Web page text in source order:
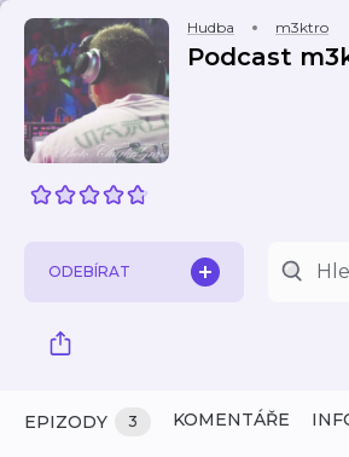
Hudba m3ktro
Podcast
ODEBÍRAT
EPIZODY 3 KOMENTÁŘE